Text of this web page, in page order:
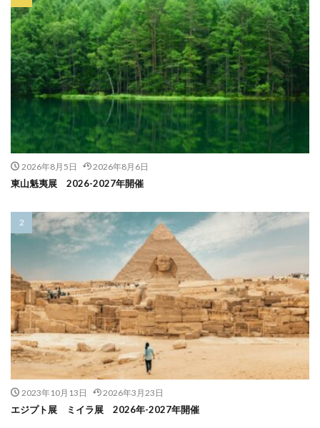
2026年8月5日 2026年8月6日
東山魁夷展 2026-2027年開催
2023年10月13日 2026年3月23日
エジプト展 ミイラ展 2026年-2027年開催